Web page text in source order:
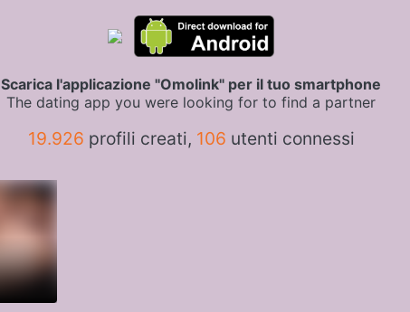
Scarica l'applicazione "Omolink" per il tuo smartphone
The dating app you were looking for to find a partner
19.926 profili creati, 106 utenti connessi